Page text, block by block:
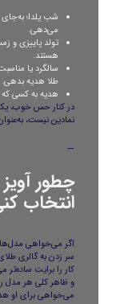
شب یلدا؛
می‌دهی.
تولد پاییزی و
هستند.
سالگرد یا
طلا هدیه بدهی.
هدیه به کسی
در کنار حس خوب،
نمادین نیست،
—
چطور آویز
انتخاب
اگر می‌خواهی
سر زدن بهگالری
کار را برایت
و ظاهر کلی هر مدل
می‌خواهی برای او